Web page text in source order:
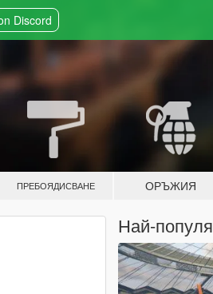
Discord
ПРЕБОЯДИСВАНЕ ОРЪЖИЯ
Най-